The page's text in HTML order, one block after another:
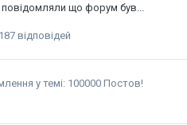
що форум був...
відповідей
у темі: 100000 Постов!